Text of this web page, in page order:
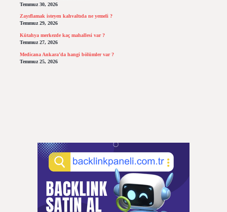
Temmuz 30, 2026
Zayıflamak isteyen kahvaltıda ne yemeli ?
Temmuz 29, 2026
Kütahya merkezde kaç mahallesi var ?
Temmuz 27, 2026
Medicana Ankara’da hangi bölümler var ?
Temmuz 25, 2026